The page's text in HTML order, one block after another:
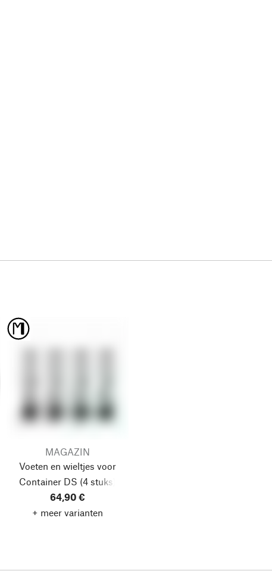
MAGAZIN
Voeten en wieltjes voor
Container DS (4 stuks)
64,90 €
+ meer varianten